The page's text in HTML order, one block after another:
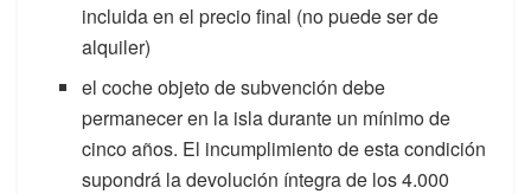
incluida en el precio final (no puede ser de
alquiler)
el coche objeto de subvención debe
permanecer en la isla durante un mínimo de
cinco años. El incumplimiento de esta condición
supondrá la devolución íntegra de los 4.000